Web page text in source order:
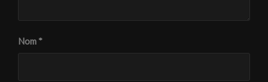
Nom *